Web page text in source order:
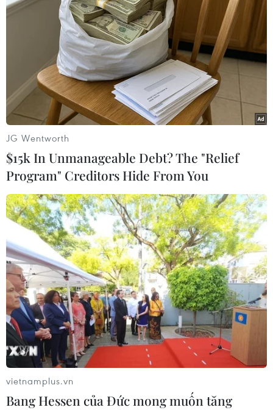
#Thiết bị y tế #WADA
#Craig Reedie
#Phòng chống doping
#Tái đắc cử
#Ứng cử viên
#Thể thao Nga
Theo dõi VietnamPlus
TIN LIÊN QUAN
JG Wentworth
$15k In Unmanageable Debt? The "Relief
Program" Creditors Hide From You
vietnamplus.vn
Bang Hessen của Đức mong muốn tăng